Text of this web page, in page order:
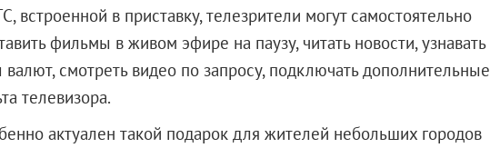
встроенной в приставку, телезрители могут самостоятельно
фильмы в живом эфире на паузу, читать новости, узнавать
смотреть видео по запросу, подключать дополнительные
телевизора.
актуален такой подарок для жителей небольших городов